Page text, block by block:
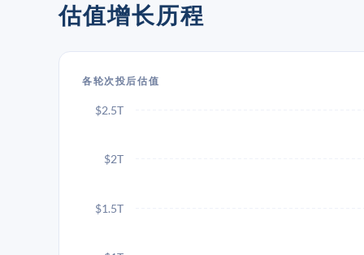
估值增长历程
各轮次投后估值
$1.5T
$2T
$2.5T